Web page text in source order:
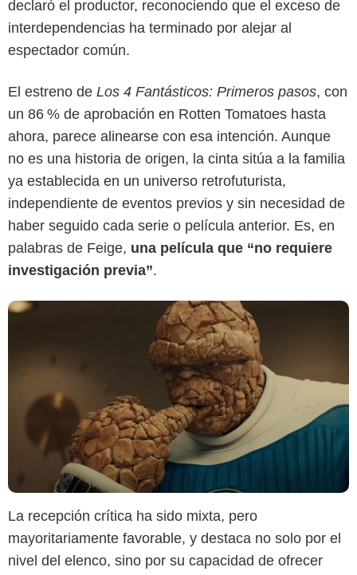
declaró el productor, reconociendo que el exceso de
interdependencias ha terminado por alejar al
espectador común.
El estreno de Los 4 Fantásticos: Primeros pasos, con
un 86 % de aprobación en Rotten Tomatoes hasta
ahora, parece alinearse con esa intención. Aunque
no es una historia de origen, la cinta sitúa a la familia
ya establecida en un universo retrofuturista,
independiente de eventos previos y sin necesidad de
haber seguido cada serie o película anterior. Es, en
palabras de Feige, una película que “no requiere
investigación previa”.
Marvel Studios
La recepción crítica ha sido mixta, pero
mayoritariamente favorable, y destaca no solo por el
nivel del elenco, sino por su capacidad de ofrecer